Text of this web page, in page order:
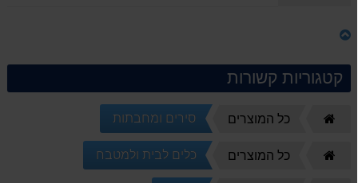
קטגוריות קשורות
כל המוצרים סירים ומחבתות
כל המוצרים כלים לבית ולמטבח